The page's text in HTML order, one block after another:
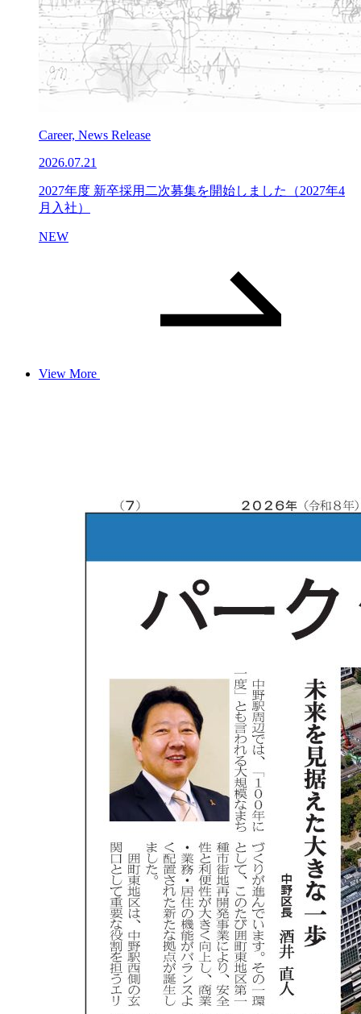
Career, News Release
2026.07.21
2027年度 新卒採用二次募集を開始しました（2027年4
月入社）
NEW
View More